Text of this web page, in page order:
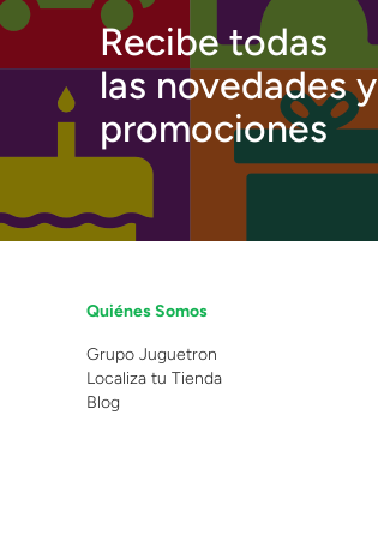
Recibe todas
las novedades y
promociones
Quiénes Somos
Grupo Juguetron
Localiza tu Tienda
Blog